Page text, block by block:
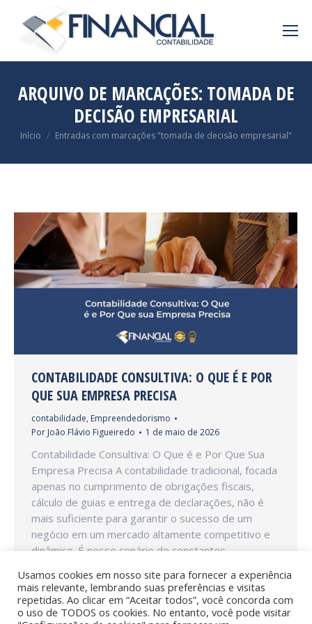
ARQUIVO DE MARCAÇÕES: TOMADA DE
DECISÃO EMPRESARIAL
Você está aqui:
Início Entradas com marcações "tomada de decisão empresarial"
CONTABILIDADE CONSULTIVA: O QUE É E POR
QUE SUA EMPRESA PRECISA
contabilidade, Empreendedorismo
Por João Flávio Figueiredo 1 de maio de 2026
Contabilidade Consultiva: O Que é e Por Que Sua
Empresa Precisa A contabilidade tradicional, focada
apenas no cumprimento de obrigações fiscais,
cálculo de guias e entrega de declarações, não é
mais suficiente para garantir o sucesso de um
negócio em um mercado altamente competitivo e
dinâmico. É nesse cenário de constantes
Usamos cookies em nosso site para fornecer a experiência
mais relevante, lembrando suas preferências e visitas
repetidas. Ao clicar em “Aceitar todos”, você concorda com
o uso de TODOS os cookies. No entanto, você pode visitar